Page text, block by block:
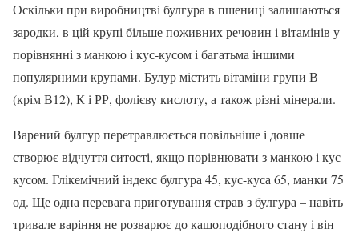
Оскільки при виробництві булгура в пшениці залишаються
зародки, в цій крупі більше поживних речовин і вітамінів у
порівнянні з манкою і кус-кусом і багатьма іншими
популярними крупами. Булур містить вітаміни групи В
(крім В12), К і РР, фолієву кислоту, а також різні мінерали.
Варений булгур перетравлюється повільніше і довше
створює відчуття ситості, якщо порівнювати з манкою і кус-
кусом. Глікемічний індекс булгура 45, кус-куса 65, манки 75
од. Ще одна перевага приготування страв з булгура – навіть
тривале варіння не розварює до кашоподібного стану і він